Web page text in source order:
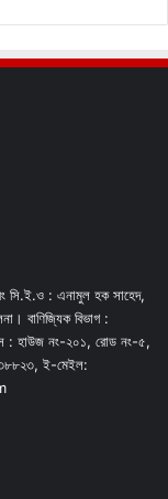
সি.ই.ও : এনামুল হক সাহেদ,
বাণিজ্যিক বিভাগ :
: হাউজ নং-২০১, রোড নং-৫,
ই-মেইল: